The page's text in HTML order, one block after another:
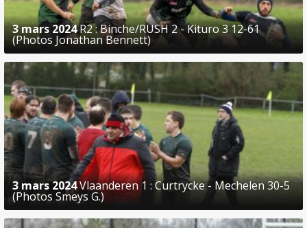
3 mars 2024R2 : Binche/RUSH 2 - Kituro 3 12-61
(Photos Jonathan Bennett)
3 mars 2024Vlaanderen 1 : Curtrycke - Mechelen 30-5
(Photos Smeys G.)